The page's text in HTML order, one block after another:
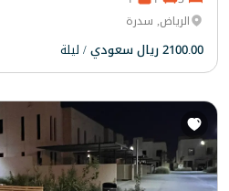
الرياض, سدرة
2100.00 ريال سعودي / ليلة